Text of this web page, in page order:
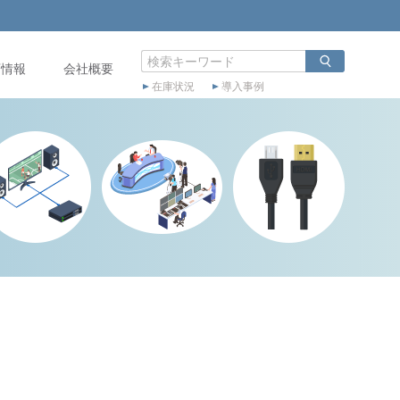
報 会社概要
在庫状況 導入事例